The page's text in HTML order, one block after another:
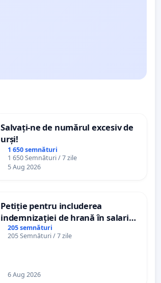
Salvați-ne de numărul excesiv de
urși!
1 650 semnături
1 650 Semnături / 7 zile
5 Aug 2026
Petiție pentru includerea
indemnizației de hrană în salariul
de bază și protejarea gradațiilor
de vechime pentru asistenții
205 semnături
205 Semnături / 7 zile
6 Aug 2026